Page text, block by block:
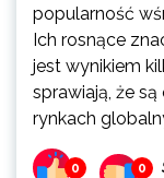
popularność
Ich rosnące
jest wynikiem
sprawiają, że
rynkach
0 0